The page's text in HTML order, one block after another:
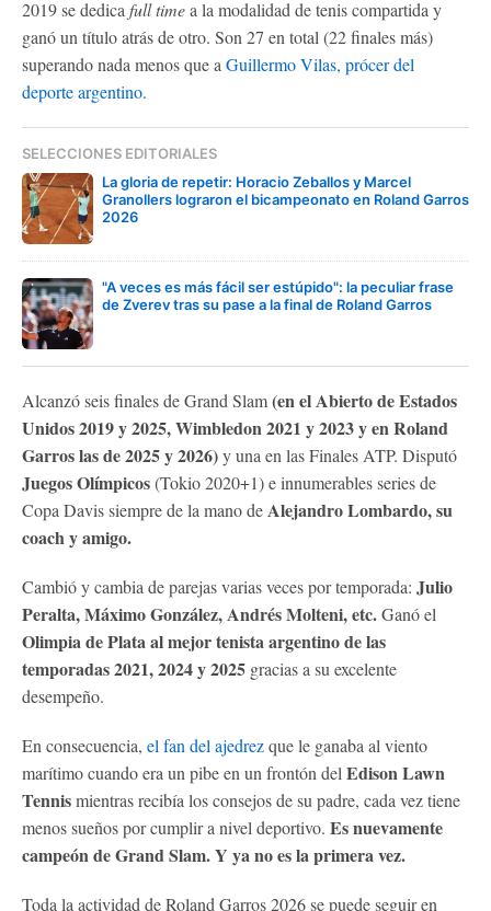
2019 se dedica full timea la modalidad de tenis compartida y
ganó un título atrás de otro. Son 27 en total (22 finales más)
superando nada menos que a Guillermo Vilas, prócer del
deporte argentino.
SELECCIONES EDITORIALES
La gloria de repetir: Horacio Zeballos y Marcel
Granollers lograron el bicampeonato en Roland Garros
2026
"A veces es más fácil ser estúpido": la peculiar frase
de Zverev tras su pase a la final de Roland Garros
Alcanzó seis finales de Grand Slam(en el Abierto de Estados
Unidos 2019 y 2025, Wimbledon 2021 y 2023 y en Roland
Garros las de 2025 y 2026)y una en las Finales ATP. Disputó
Juegos Olímpicos(Tokio 2020+1) e innumerables series de
Copa Davis siempre de la mano deAlejandro Lombardo, su
coach y amigo.
Cambió y cambia de parejas varias veces por temporada: Julio
Peralta, Máximo González, Andrés Molteni, etc.Ganó el
Olimpia de Plata al mejor tenista argentino de las
temporadas 2021, 2024 y 2025 gracias a su excelente
desempeño.
En consecuencia, el fan del ajedrezque le ganaba al viento
marítimo cuando era un pibe en un frontón del Edison Lawn
Tennismientras recibía los consejos de su padre, cada vez tiene
menos sueños por cumplir a nivel deportivo. Es nuevamente
campeón de Grand Slam. Y ya no es la primera vez.
Toda la actividad de Roland Garros 2026 se puede seguir en